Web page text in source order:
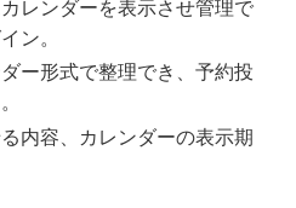
レンダーを表示させ管理で
ン。
ー形式で整理でき、予約投
内容、カレンダーの表示期